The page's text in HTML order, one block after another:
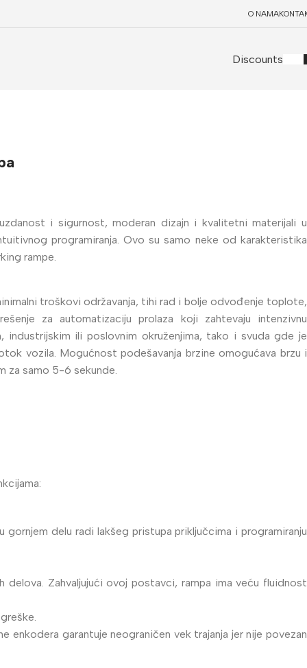
O NAMA
Discounts
i sigurnost, moderan dizajn i kvalitetni materijali u
programiranja. Ovo su samo neke od karakteristika
rampe.
troškovi održavanja, tihi rad i bolje odvođenje toplote,
za automatizaciju prolaza koji zahtevaju intenzivnu
industrijskim ili poslovnim okruženjima, tako i svuda gde je
vozila. Mogućnost podešavanja brzine omogućava brzu i
za samo 5-6 sekunde.
delu radi lakšeg pristupa priključcima i programiranju
delova. Zahvaljujući ovoj postavci, rampa ima veću fluidnost
garantuje neograničen vek trajanja jer nije povezan